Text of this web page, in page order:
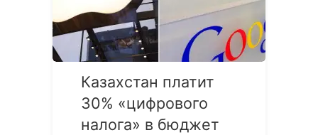
Казахстан платит
30% «цифрового
налога» в бюджет